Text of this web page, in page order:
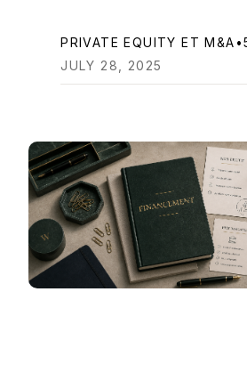
PRIVATE EQUITY ET M&A •
JULY 28, 2025